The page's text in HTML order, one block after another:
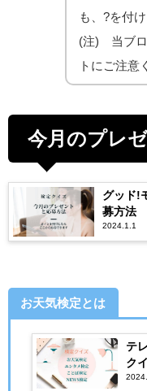
も、?を付
(注) 当ブロ
トにご注意
今月のプレ
グッド!
募方法
2024.1.1
お天気検定とは
テ
ク